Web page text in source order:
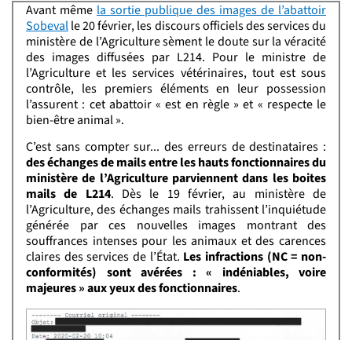
Avant même la sortie publique des images de l’abattoir
Sobevalle 20 février, les discours officiels des services du
ministère de l’Agriculture sèment le doute sur la véracité
des images diffusées par L214. Pour le ministre de
l’Agriculture et les services vétérinaires, tout est sous
contrôle, les premiers éléments en leur possession
l’assurent : cet abattoir « est en règle » et « respecte le
bien-être animal ».
C’est sans compter sur... des erreurs de destinataires :
des échanges de mails entre les hauts fonctionnaires du
ministère de l’Agriculture parviennent dans les boites
mails de L214. Dès le 19 février, au ministère de
l’Agriculture, des échanges mails trahissent l’inquiétude
générée par ces nouvelles images montrant des
souffrances intenses pour les animaux et des carences
claires des services de l’État. Les infractions (NC = non-
conformités) sont avérées : « indéniables, voire
majeures » aux yeux des fonctionnaires.